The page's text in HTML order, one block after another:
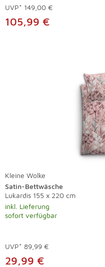
UVP* 149,00 €
105,99 €
Kleine Wolke
Satin-Bettwäsche
Lukardis 155 x 220 cm
inkl. Lieferung
sofort verfügbar
UVP* 89,99 €
29,99 €